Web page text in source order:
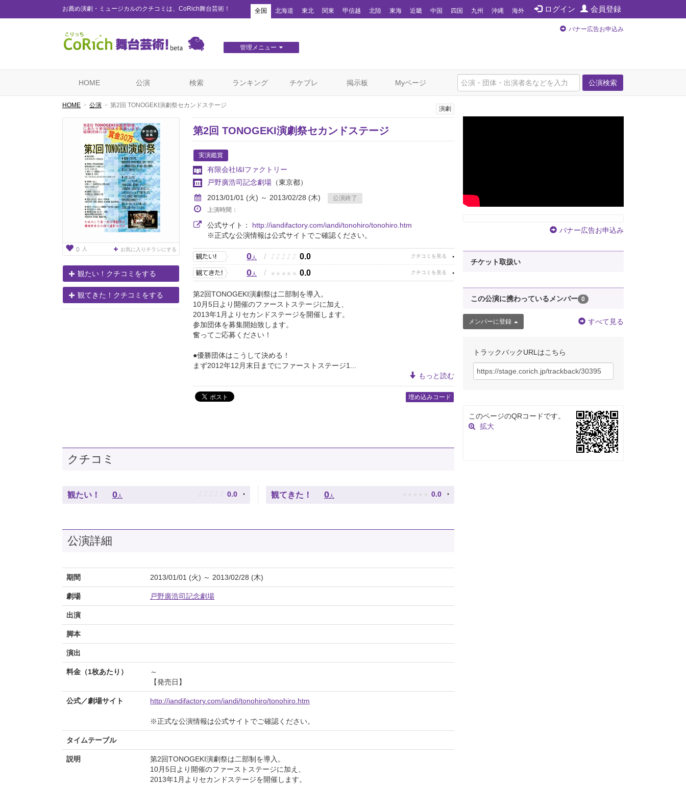
お薦め演劇・ミュージカルのクチコミは、CoRich舞台芸術！ ログイン 会員登録
全国 北海道 東北 関東 甲信越 北陸 東海 近畿 中国 四国 九州 沖縄 海外
管理メニュー
バナー広告お申込み
公演検索
HOME 公演 検索 ランキング チケプレ 掲示板 Myページ
HOME 公演 第2回 TONOGEKI演劇祭セカンドステージ
0 人 お気に入りチラシにする
観たい！クチコミをする
観てきた！クチコミをする
演劇
第2回 TONOGEKI演劇祭セカンドステージ
実演鑑賞
有限会社I&Iファクトリー
戸野廣浩司記念劇場 （東京都）
2013/01/01 (火) ～ 2013/02/28 (木)
公演終了
上演時間：
公式サイト： http://iandifactory.com/iandi/tonohiro/tonohiro.htm
※正式な公演情報は公式サイトでご確認ください。
0人 / ♪ ♪ ♪ ♪ ♪ 0.0
0人 / ★ ★ ★ ★ ★ 0.0
第2回TONOGEKI演劇祭は二部制を導入。
10月5日より開催のファーストステージに加え、
2013年1月よりセカンドステージを開催します。
参加団体を募集開始致します。
奮ってご応募ください！
●優勝団体はこうして決める！
まず2012年12月末日までにファーストステージ1...
もっと読む
埋め込みコード
クチコミ
観たい！ 0 人 ♪ ♪ ♪ ♪ ♪ 0.0 観てきた！ 0 人 ★ ★ ★ ★ ★ 0.0
公演詳細
期間 2013/01/01 (火) ～ 2013/02/28 (木)
劇場 戸野廣浩司記念劇場
出演
脚本
演出
料金（1枚あたり）
～
【発売日】
公式／劇場サイト http://iandifactory.com/iandi/tonohiro/tonohiro.htm
※正式な公演情報は公式サイトでご確認ください。
タイムテーブル
説明
第2回TONOGEKI演劇祭は二部制を導入。
10月5日より開催のファーストステージに加え、
2013年1月よりセカンドステージを開催します。
バナー広告お申込み
チケット取扱い
この公演に携わっているメンバー 0
メンバーに登録 すべて見る
トラックバックURLはこちら
このページのQRコードです。
拡大